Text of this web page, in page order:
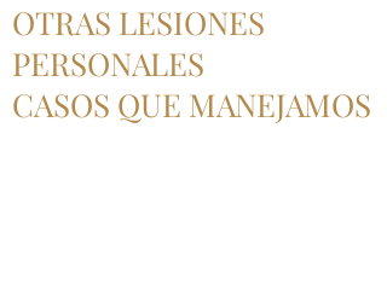
OTRAS LESIONES
PERSONALES
CASOS QUE MANEJAMOS